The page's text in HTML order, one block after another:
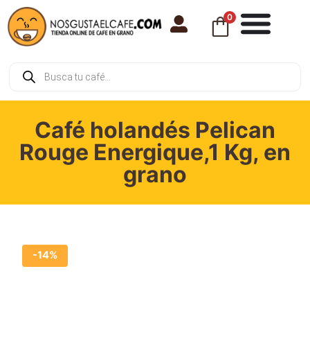
0
Café holandés Pelican
Rouge Energique,1 Kg, en
grano
-14%